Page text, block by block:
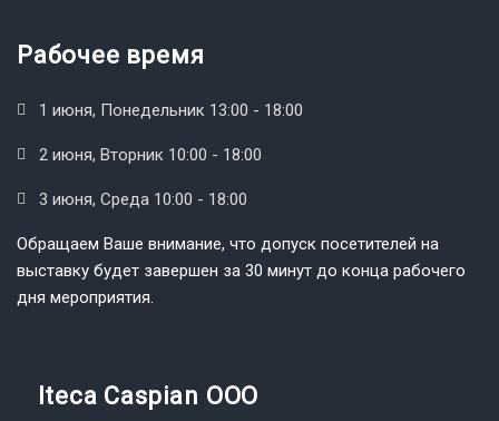
Рабочее время
1 июня, Понедельник 13:00 - 18:00
2 июня, Вторник 10:00 - 18:00
3 июня, Среда 10:00 - 18:00
Обращаем Ваше внимание, что допуск посетителей на
выставку будет завершен за 30 минут до конца рабочего
дня мероприятия.
Iteca Caspian OOO